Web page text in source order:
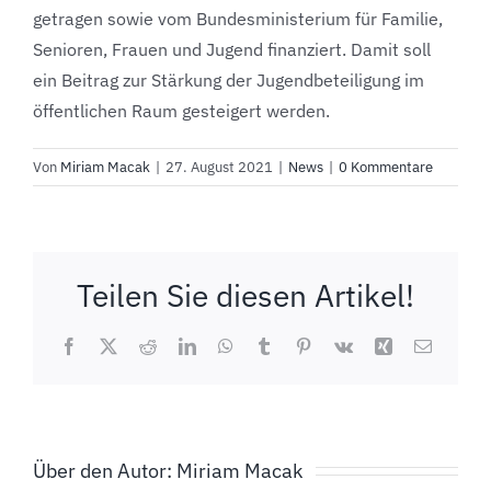
getragen sowie vom Bundesministerium für Familie,
Senioren, Frauen und Jugend finanziert. Damit soll
ein Beitrag zur Stärkung der Jugendbeteiligung im
öffentlichen Raum gesteigert werden.
Von Miriam Macak | 27. August 2021 | News | 0 Kommentare
Teilen Sie diesen Artikel!
Facebook
X RedditLinkedInWhatsApp
TumblrPinterest
Vk Xing E-
Über den Autor: Miriam Macak